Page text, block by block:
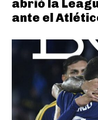
abrió la
ante el